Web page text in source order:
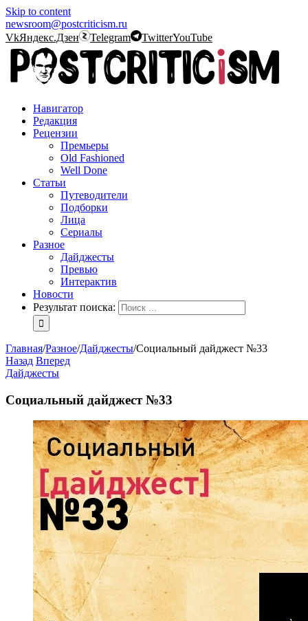
Skip to content
newsroom@postcriticism.ru
VkЯндекс.Дзен Telegram TwitterYouTube
Навигатор
Редакция
Рецензии
Премьеры
Old Fashioned
Well Done
Статьи
Путеводители
Подборки
Лица
Сериалы
Разное
Дайджесты
Превью
Интерактив
Новости
Результат поиска:
Главная/Разное/Дайджесты/Социальный дайджест №33
Назад Вперед
Дайджесты
Социальный дайджест №33